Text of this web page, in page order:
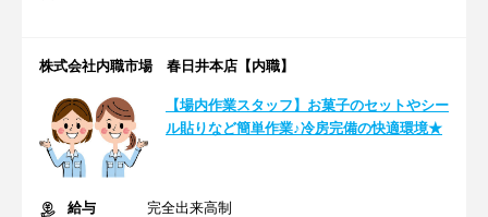
株式会社内職市場 春日井本店【内職】
【場内作業スタッフ】お菓子のセットやシー
ル貼りなど簡単作業♪冷房完備の快適環境★
給与
完全出来高制